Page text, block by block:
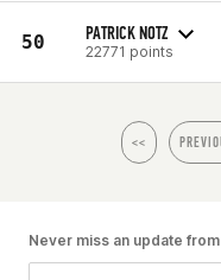
50 PATRICK NOTZ
22771 points
<<
Never miss an update